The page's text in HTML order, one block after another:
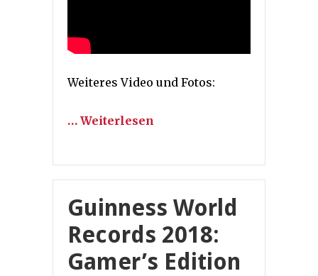
Weiteres Video und Fotos:
… Weiterlesen
Guinness World
Records 2018:
Gamer’s Edition